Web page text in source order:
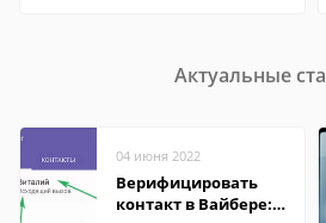
Актуальные
04 июня 2022
Верифицировать
контакт в Вайбере: